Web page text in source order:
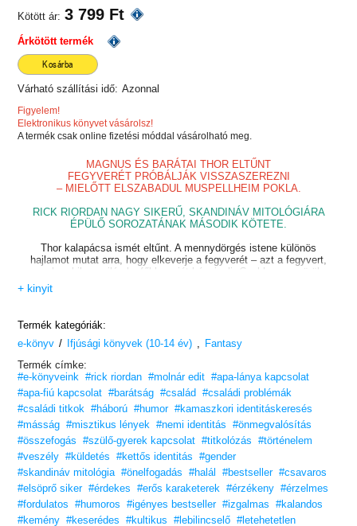
Kötött ár: 3 799 Ft
Árkötött termék
Kosárba
Várható szállítási idő: Azonnal
Figyelem!
Elektronikus könyvet vásárolsz!
A termék csak online fizetési móddal vásárolható meg.
MAGNUS ÉS BARÁTAI THOR ELTŰNT
FEGYVERÉT PRÓBÁLJÁK VISSZASZEREZNI
– MIELŐTT ELSZABADUL MUSPELLHEIM POKLA.
RICK RIORDAN NAGY SIKERŰ, SKANDINÁV MITOLÓGIÁRA
ÉPÜLŐ SOROZATÁNAK MÁSODIK KÖTETE.
Thor kalapácsa ismét eltűnt. A mennydörgés istene különös
hajlamot mutat arra, hogy elkeverje a fegyverét – azt a fegyvert,
amely a kilenc világ legfőbb erejét képviseli. Csakhogy a pöröly
nem egyszerűen elveszett, hanem az ellenség kezébe került.
Ha Magnus Chase és társai nem találják meg időben a kalapácsot, a
világok teljesen védtelenek maradnak az óriásokkal szemben. Ha
vallanak, megkezdődik a Ragnarök, és a kilenc világ lángba borul.
És sajnos csak egyvalaki segíthet visszaszerezni a fegyvert:
Loki, az istenek legádázabb ellensége.
És az ár, amit viszonzásul kér, elképesztően magas.
VESD BELE MAGAD A KALANDOKBA, ÉS MENTSD
MEG MAGNUSSZAL EGYÜTT A VILÁGOT!
„Szórakoztató, könnyed és komoly, rendkívül humoros, változatos,
egyedi,
izgalmas, magába szippant, és nem ereszt!”
– Beatrice8, moly.hu
„Ez a kötet remekül teljesíti amásodik részszerepét. Igazi lendületet
+ kinyit
Termék kategóriák:
e-könyv / Ifjúsági könyvek (10-14 év)
Fantasy
Termék címke:
#e-könyveink #rick riordan #molnár edit #apa-lánya kapcsolat
#apa-fiú kapcsolat #barátság #család
#családi problémák
#családi titkok #háború #humor #kamaszkori identitáskeresés
#másság #misztikus lények #nemi identitás
#önmegvalósítás
#összefogás
#szülő-gyerek kapcsolat #titkolózás
#történelem
#veszély #küldetés #kettős identitás
#gender
#skandináv mitológia #önelfogadás #halál #bestseller #csavaros
#elsöprő siker #érdekes #erős karaketerek #érzékeny #érzelmes
#fordulatos
#humoros #igényes bestseller #izgalmas
#kalandos
#kemény #keserédes #kultikus #lebilincselő #letehetetlen